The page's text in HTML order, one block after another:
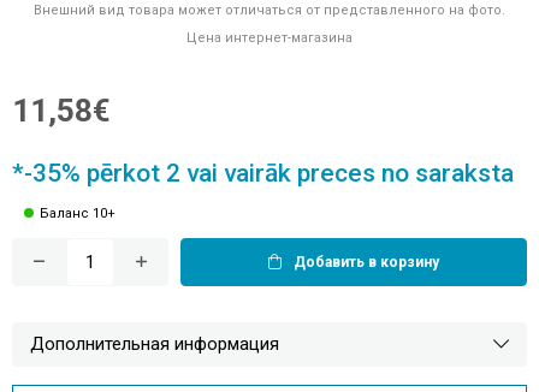
Внешний вид товара может отличаться от представленного на фото.
Цена интернет-магазина
11,58€
*-35% pērkot 2 vai vairāk preces no saraksta
Баланс 10+
Добавить в корзину
Дополнительная информация